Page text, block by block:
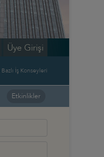
Üye Girişi
İş Konseyleri
Etkinlikler